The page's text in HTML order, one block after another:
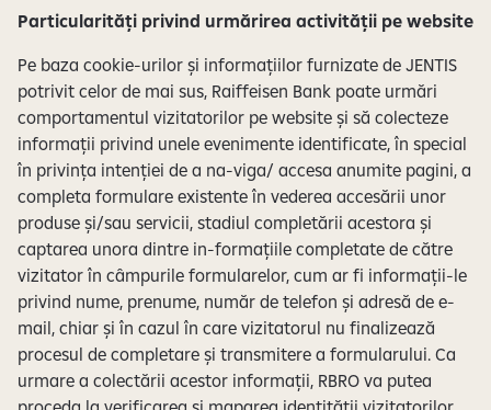
Particularități privind urmărirea activității pe website
Pe baza cookie-urilor și informațiilor furnizate de JENTIS
potrivit celor de mai sus, Raiffeisen Bank poate urmări
comportamentul vizitatorilor pe website și să colecteze
informații privind unele evenimente identificate, în special
în privința intenției de a na-viga/ accesa anumite pagini, a
completa formulare existente în vederea accesării unor
produse și/sau servicii, stadiul completării acestora și
captarea unora dintre in-formațiile completate de către
vizitator în câmpurile formularelor, cum ar fi informații-le
privind nume, prenume, număr de telefon și adresă de e-
mail, chiar și în cazul în care vizitatorul nu finalizează
procesul de completare și transmitere a formularului. Ca
urmare a colectării acestor informații, RBRO va putea